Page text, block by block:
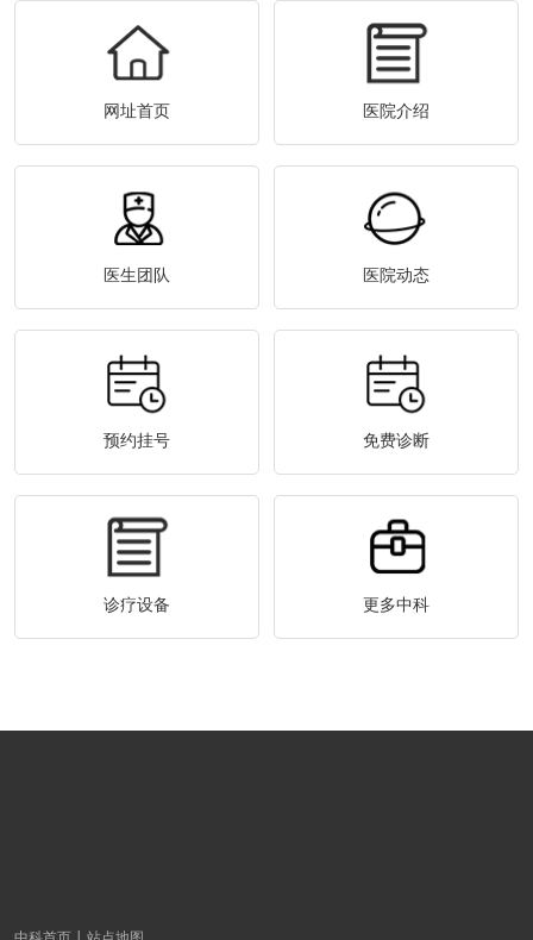
网址首页 医院介绍
医生团队 医院动态
预约挂号 免费诊断
诊疗设备 更多中科